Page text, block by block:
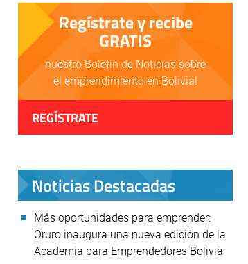
Regístrate y recibe
GRATIS
nuestro Boletín de Noticias sobre
el emprendimiento en Bolivia!
REGÍSTRATE
Noticias Destacadas
Más oportunidades para emprender:
Oruro inaugura una nueva edición de la
Academia para Emprendedores Bolivia